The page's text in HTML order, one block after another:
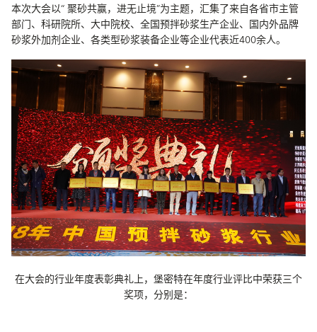
本次大会以“ 聚砂共赢，进无止境”为主题，汇集了来自各省市主管
部门、科研院所、大中院校、全国预拌砂浆生产企业、国内外品牌
砂浆外加剂企业、各类型砂浆装备企业等企业代表近400余人。
在大会的行业年度表彰典礼上，堡密特在年度行业评比中荣获三个
奖项，分别是：